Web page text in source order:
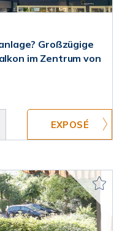
Großzügige
im Zentrum von